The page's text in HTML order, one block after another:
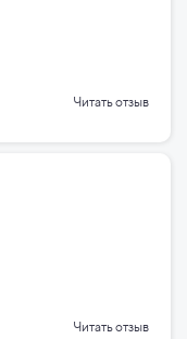
Читать отзыв
Читать отзыв